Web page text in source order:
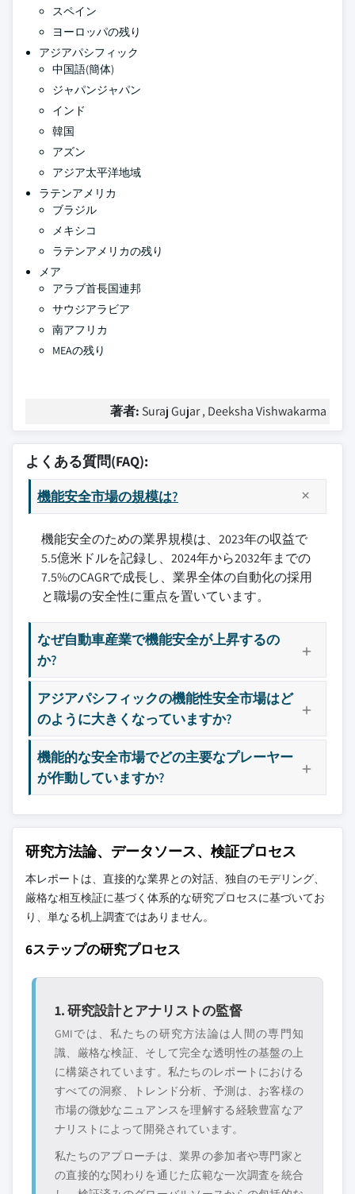
スペイン
ヨーロッパの残り
アジアパシフィック
中国語(簡体)
ジャパンジャパン
インド
韓国
アズン
アジア太平洋地域
ラテンアメリカ
ブラジル
メキシコ
ラテンアメリカの残り
メア
アラブ首長国連邦
サウジアラビア
南アフリカ
MEAの残り
著者: Suraj Gujar , Deeksha Vishwakarma
よくある質問(FAQ):
機能安全市場の規模は?
機能安全のための業界規模は、2023年の収益で
5.5億米ドルを記録し、2024年から2032年までの
7.5%のCAGRで成長し、業界全体の自動化の採用
と職場の安全性に重点を置いています。
なぜ自動車産業で機能安全が上昇するの
か?
アジアパシフィックの機能性安全市場はど
のように大きくなっていますか?
機能的な安全市場でどの主要なプレーヤー
が作動していますか?
研究方法論、データソース、検証プロセス
本レポートは、直接的な業界との対話、独自のモデリング、
厳格な相互検証に基づく体系的な研究プロセスに基づいてお
り、単なる机上調査ではありません。
6ステップの研究プロセス
1. 研究設計とアナリストの監督
GMIでは、私たちの研究方法論は人間の専門知
識、厳格な検証、そして完全な透明性の基盤の上
に構築されています。私たちのレポートにおける
すべての洞察、トレンド分析、予測は、お客様の
市場の微妙なニュアンスを理解する経験豊富なア
ナリストによって開発されています。
私たちのアプローチは、業界の参加者や専門家と
の直接的な関わりを通じた広範な一次調査を統合